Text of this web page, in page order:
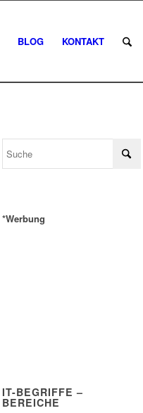
BLOG KONTAKT
*Werbung
IT-BEGRIFFE –
BEREICHE